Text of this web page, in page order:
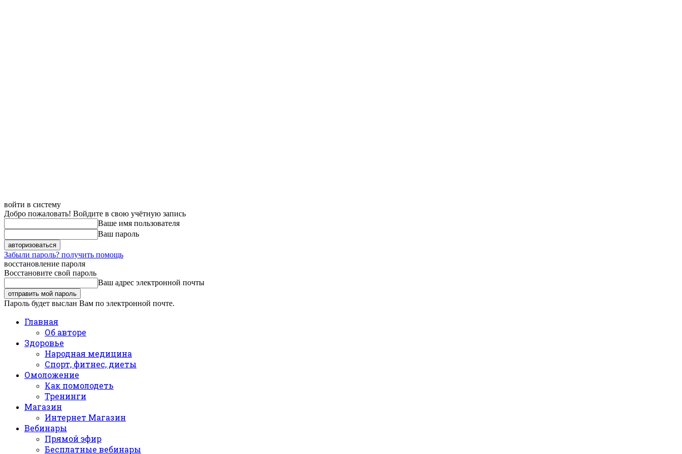
войти в систему
Добро пожаловать! Войдите в свою учётную запись
Ваше имя пользователя
Ваш пароль
Забыли пароль? получить помощь
восстановление пароля
Восстановите свой пароль
Ваш адрес электронной почты
Пароль будет выслан Вам по электронной почте.
Главная
Об авторе
Здоровье
Народная медицина
Спорт, фитнес, диеты
Омоложение
Как помолодеть
Тренинги
Магазин
Интернет Магазин
Вебинары
Прямой эфир
Бесплатные вебинары